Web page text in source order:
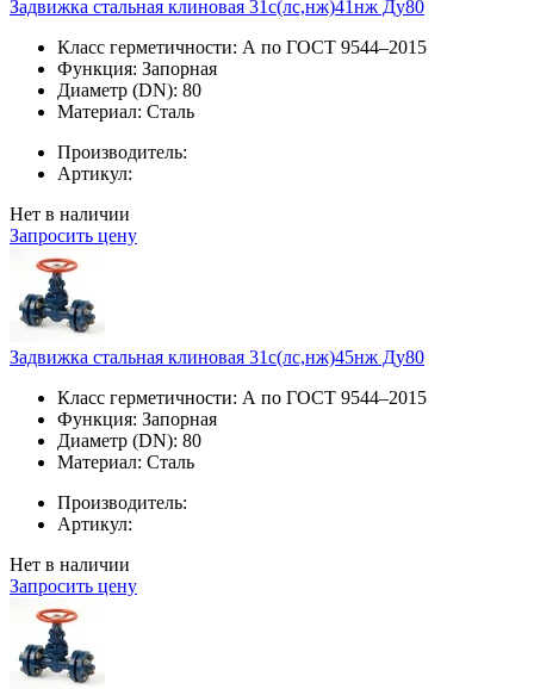
Задвижка стальная клиновая 31с(лс,нж)41нж Ду80
Класс герметичности: А по ГОСТ 9544–2015
Функция: Запорная
Диаметр (DN): 80
Материал: Сталь
Производитель:
Артикул:
Нет в наличии
Запросить цену
Задвижка стальная клиновая 31с(лс,нж)45нж Ду80
Класс герметичности: А по ГОСТ 9544–2015
Функция: Запорная
Диаметр (DN): 80
Материал: Сталь
Производитель:
Артикул:
Нет в наличии
Запросить цену